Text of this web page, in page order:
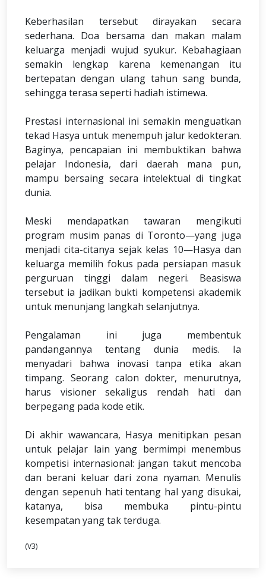
Keberhasilan tersebut dirayakan secara
sederhana. Doa bersama dan makan malam
keluarga menjadi wujud syukur. Kebahagiaan
semakin lengkap karena kemenangan itu
bertepatan dengan ulang tahun sang bunda,
sehingga terasa seperti hadiah istimewa.
Prestasi internasional ini semakin menguatkan
tekad Hasya untuk menempuh jalur kedokteran.
Baginya, pencapaian ini membuktikan bahwa
pelajar Indonesia, dari daerah mana pun,
mampu bersaing secara intelektual di tingkat
dunia.
Meski mendapatkan tawaran mengikuti
program musim panas di Toronto—yang juga
menjadi cita-citanya sejak kelas 10—Hasya dan
keluarga memilih fokus pada persiapan masuk
perguruan tinggi dalam negeri. Beasiswa
tersebut ia jadikan bukti kompetensi akademik
untuk menunjang langkah selanjutnya.
Pengalaman ini juga membentuk
pandangannya tentang dunia medis. Ia
menyadari bahwa inovasi tanpa etika akan
timpang. Seorang calon dokter, menurutnya,
harus visioner sekaligus rendah hati dan
berpegang pada kode etik.
Di akhir wawancara, Hasya menitipkan pesan
untuk pelajar lain yang bermimpi menembus
kompetisi internasional: jangan takut mencoba
dan berani keluar dari zona nyaman. Menulis
dengan sepenuh hati tentang hal yang disukai,
katanya, bisa membuka pintu-pintu
kesempatan yang tak terduga.
(V3)